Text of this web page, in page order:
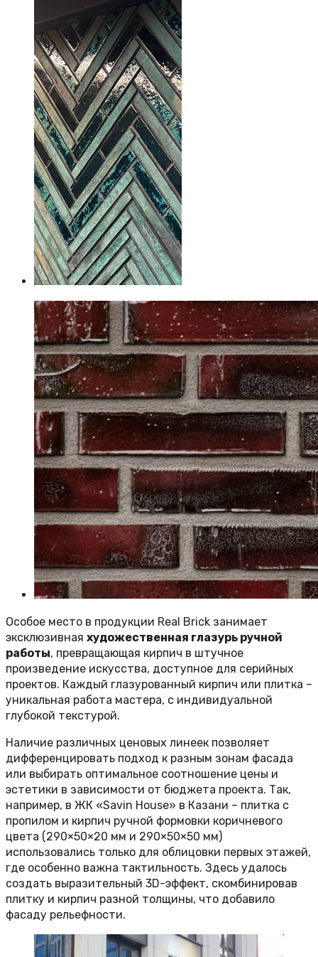
Особое место в продукции Real Brick занимает
эксклюзивная художественная глазурь ручной
работы, превращающая кирпич в штучное
произведение искусства, доступное для серийных
проектов. Каждый глазурованный кирпич или плитка –
уникальная работа мастера, с индивидуальной
глубокой текстурой.
Наличие различных ценовых линеек позволяет
дифференцировать подход к разным зонам фасада
или выбирать оптимальное соотношение цены и
эстетики в зависимости от бюджета проекта. Так,
например, в ЖК «Savin House» в Казани – плитка с
пропилом и кирпич ручной формовки коричневого
цвета (290×50×20 мм и 290×50×50 мм)
использовались только для облицовки первых этажей,
где особенно важна тактильность. Здесь удалось
создать выразительный 3D-эффект, скомбинировав
плитку и кирпич разной толщины, что добавило
фасаду рельефности.